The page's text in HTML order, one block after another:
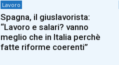
Lavoro
Spagna, il giuslavorista:
“Lavoro e salari? vanno
meglio che in Italia perchè
fatte riforme coerenti”